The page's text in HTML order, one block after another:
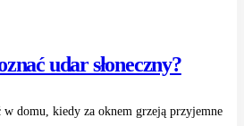
udar słoneczny?
domu, kiedy za oknem grzeją przyjemne